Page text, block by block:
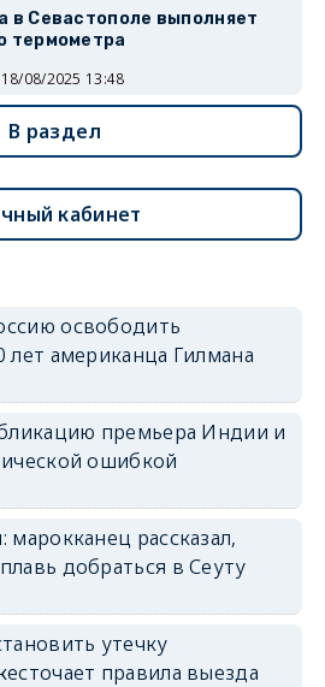
в Севастополе выполняет
термометра
18/08/2025 13:48
В раздел
кабинет
освободить
лет американца Гилмана
премьера Индии и
ошибкой
рассказал,
добраться в Сеуту
утечку
правила выезда